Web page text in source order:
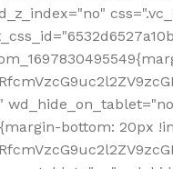
bottom: 20px